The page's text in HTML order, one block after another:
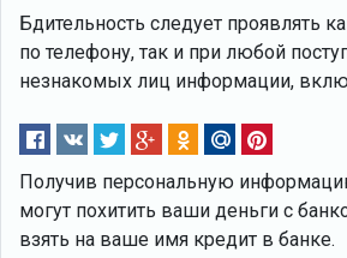
Бдительность следует проявлять
по телефону, так и при любой
незнакомых лиц информации,
Получив персональную
могут похитить ваши деньги с
взять на ваше имя кредит в банке.